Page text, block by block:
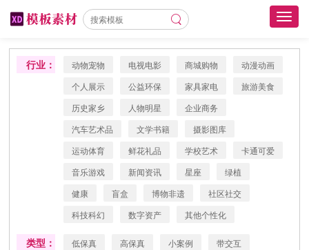
行业： 动物宠物 电视电影 商城购物
动漫动画
个人展示
公益环保 家具家电
旅游美食
历史家乡
人物明星
企业商务
汽车艺术品
文学书籍
摄影图库
运动体育
鲜花礼品 学校艺术
卡通可爱
音乐游戏
新闻资讯 星座
绿植
健康
盲盒 博物非遗
社区社交
科技科幻
数字资产 其他个性化
类型： 低保真 高保真 小案例
带交互